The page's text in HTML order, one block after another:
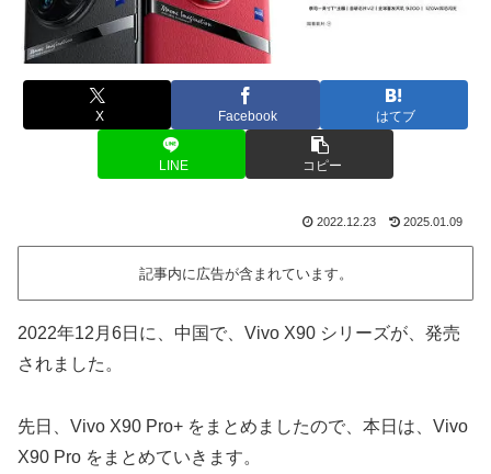
X Facebook はてブ
LINE コピー
2022.12.23 2025.01.09
記事内に広告が含まれています。
2022年12月6日に、中国で、Vivo X90 シリーズが、発売
されました。
先日、Vivo X90 Pro+ をまとめましたので、本日は、Vivo
X90 Pro をまとめていきます。